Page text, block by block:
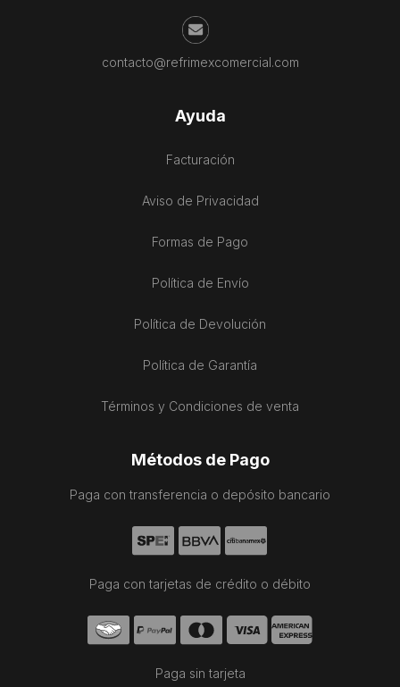
contacto@refrimexcomercial.com
Ayuda
Facturación
Aviso de Privacidad
Formas de Pago
Política de Envío
Política de Devolución
Política de Garantía
Términos y Condiciones de venta
Métodos de Pago
Paga con transferencia o depósito bancario
Paga con tarjetas de crédito o débito
Paga sin tarjeta